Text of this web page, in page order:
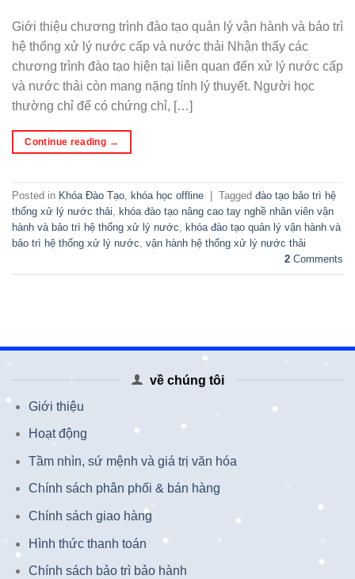
Giới thiệu chương trình đào tạo quản lý vận hành và bảo trì
hệ thống xử lý nước cấp và nước thải Nhận thấy các
chương trình đào tạo hiện tại liên quan đến xử lý nước cấp
và nước thải còn mang nặng tính lý thuyết. Người học
thường chỉ để có chứng chỉ, […]
Continue reading →
Posted in Khóa Đào Tạo khóa học offline Tagged đào tạo bảo trì hệ
thống xử lý nước thải
khóa đào tạo nâng cao tay nghề nhân viên vận
hành và bảo trì hệ thống xử lý nước
khóa đào tạo quản lý vận hành và
bảo trì hệ thống xử lý nước vận hành hệ thống xử lý nước thải
2 Comments
về chúng tôi
Giới thiệu
Hoạt động
Tầm nhìn, sứ mệnh và giá trị văn hóa
Chính sách phân phối & bán hàng
Chính sách giao hàng
Hình thức thanh toán
Chính sách bảo trì bảo hành